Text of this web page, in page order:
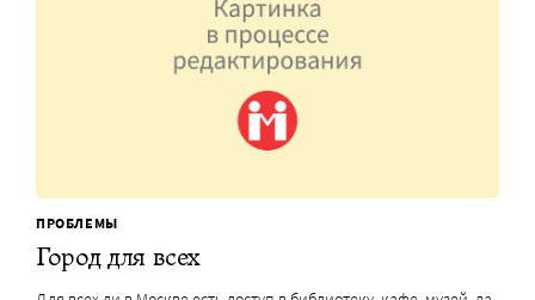
ПРОБЛЕМЫ
Город для всех